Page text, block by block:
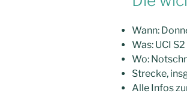
Wann:
Was: UCI
Wo:
Strecke,
Alle Infos